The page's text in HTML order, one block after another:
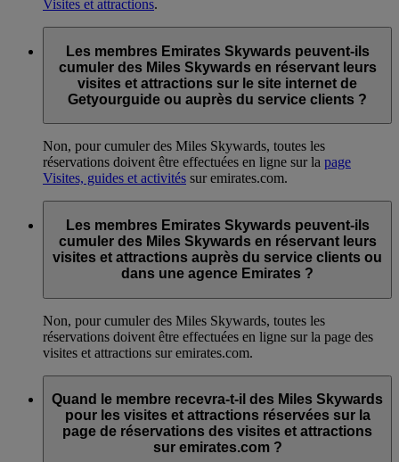
Visites et attractions.
Les membres Emirates Skywards peuvent-ils
cumuler des Miles Skywards en réservant leurs
visites et attractions sur le site internet de
Getyourguide ou auprès du service clients ?
Non, pour cumuler des Miles Skywards, toutes les
réservations doivent être effectuées en ligne sur la page
Visites, guides et activités sur emirates.com.
Les membres Emirates Skywards peuvent-ils
cumuler des Miles Skywards en réservant leurs
visites et attractions auprès du service clients ou
dans une agence Emirates ?
Non, pour cumuler des Miles Skywards, toutes les
réservations doivent être effectuées en ligne sur la page des
visites et attractions sur emirates.com.
Quand le membre recevra-t-il des Miles Skywards
pour les visites et attractions réservées sur la
page de réservations des visites et attractions
sur emirates.com ?